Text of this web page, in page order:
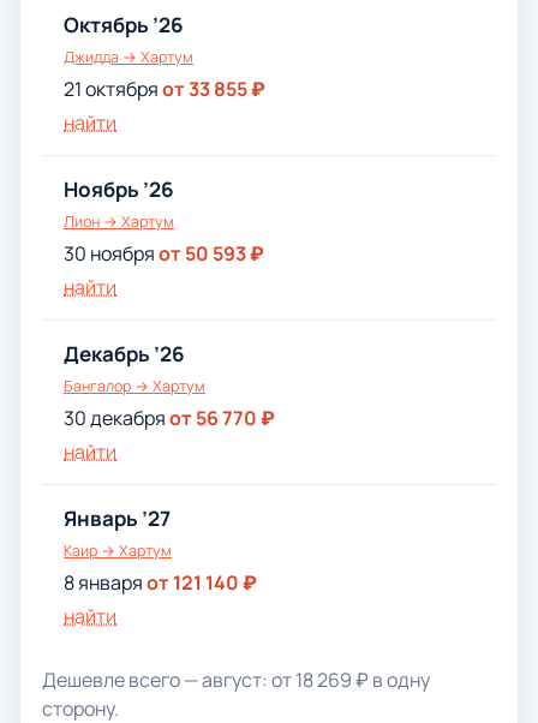
Октябрь ’26
Джидда → Хартум
21 октябряот 33 855 ₽
найти
Ноябрь ’26
Лион → Хартум
30 ноябряот 50 593 ₽
найти
Декабрь ’26
Бангалор → Хартум
30 декабряот 56 770 ₽
найти
Январь ’27
Каир → Хартум
8 январяот 121 140 ₽
найти
Дешевле всего — август: от 18 269 ₽ в одну
сторону.